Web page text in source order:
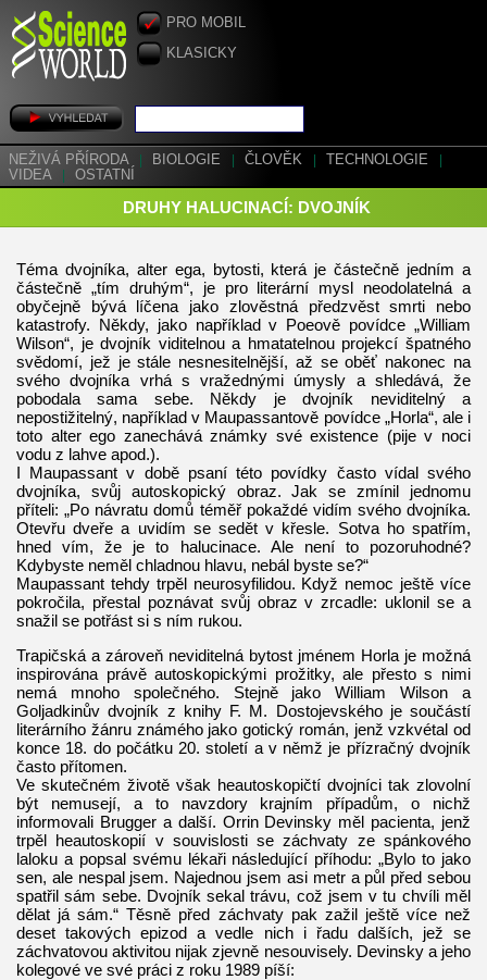
PRO MOBIL
KLASICKY
NEŽIVÁ PŘÍRODA BIOLOGIE ČLOVĚK TECHNOLOGIE
VIDEA
OSTATNÍ
DRUHY HALUCINACÍ: DVOJNÍK
Téma dvojníka, alter ega, bytosti, která je částečně jedním a
částečně „tím druhým“, je pro literární mysl neodolatelná a
obyčejně bývá líčena jako zlověstná předzvěst smrti nebo
katastrofy. Někdy, jako například v Poeově povídce „William
Wilson“, je dvojník viditelnou a hmatatelnou projekcí špatného
svědomí, jež je stále nesnesitelnější, až se oběť nakonec na
svého dvojníka vrhá s vražednými úmysly a shledává, že
pobodala sama sebe. Někdy je dvojník neviditelný a
nepostižitelný, například v Maupassantově povídce „Horla“, ale i
toto alter ego zanechává známky své existence (pije v noci
vodu z lahve apod.).
I Maupassant v době psaní této povídky často vídal svého
dvojníka, svůj autoskopický obraz. Jak se zmínil jednomu
příteli: „Po návratu domů téměř pokaždé vidím svého dvojníka.
Otevřu dveře a uvidím se sedět v křesle. Sotva ho spatřím,
hned vím, že je to halucinace. Ale není to pozoruhodné?
Kdybyste neměl chladnou hlavu, nebál byste se?“
Maupassant tehdy trpěl neurosyfilidou. Když nemoc ještě více
pokročila, přestal poznávat svůj obraz v zrcadle: uklonil se a
snažil se potřást si s ním rukou.
Trapičská a zároveň neviditelná bytost jménem Horla je možná
inspirována právě autoskopickými prožitky, ale přesto s nimi
nemá mnoho společného. Stejně jako William Wilson a
Goljadkinův dvojník z knihy F. M. Dostojevského je součástí
literárního žánru známého jako gotický román, jenž vzkvétal od
konce 18. do počátku 20. století a v němž je přízračný dvojník
často přítomen.
Ve skutečném životě však heautoskopičtí dvojníci tak zlovolní
být nemusejí, a to navzdory krajním případům, o nichž
informovali Brugger a další. Orrin Devinsky měl pacienta, jenž
trpěl heautoskopií v souvislosti se záchvaty ze spánkového
laloku a popsal svému lékaři následující příhodu: „Bylo to jako
sen, ale nespal jsem. Najednou jsem asi metr a půl před sebou
spatřil sám sebe. Dvojník sekal trávu, což jsem v tu chvíli měl
dělat já sám.“ Těsně před záchvaty pak zažil ještě více než
deset takových epizod a vedle nich i řadu dalších, jež se
záchvatovou aktivitou nijak zjevně nesouvisely. Devinsky a jeho
kolegové ve své práci z roku 1989 píší: